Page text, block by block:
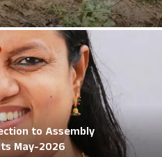
to Assembly
May-2026